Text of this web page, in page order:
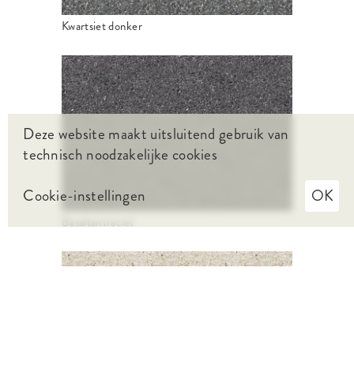
Kwartsiet donker
Basaltantraciet
Deze website maakt uitsluitend gebruik van
technisch noodzakelijke cookies
Cookie-instellingen
OK